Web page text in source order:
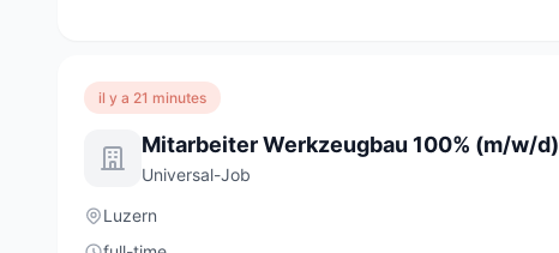
il y a 21 minutes
Mitarbeiter Werkzeugbau 100% (m/w/d)
Universal-Job
Luzern